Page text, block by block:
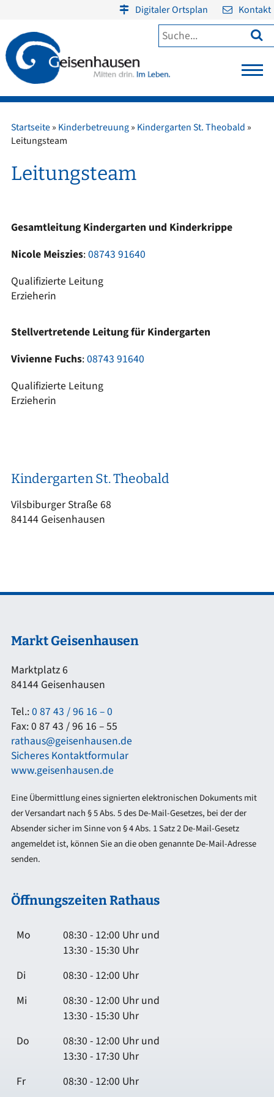
Digitaler Ortsplan Kontakt

Startseite» Kinderbetreuung» Kindergarten St. Theobald »
Leitungsteam
Leitungsteam
Gesamtleitung Kindergarten und Kinderkrippe
Nicole Meiszies:08743 91640
Qualifizierte Leitung
Erzieherin
Stellvertretende Leitung für Kindergarten
Vivienne Fuchs:08743 91640
Qualifizierte Leitung
Erzieherin
Kindergarten St. Theobald
Vilsbiburger Straße 68
84144 Geisenhausen
Markt Geisenhausen
Marktplatz 6
84144 Geisenhausen
Tel.:0 87 43 / 96 16 – 0
Fax: 0 87 43 / 96 16 – 55
rathaus@geisenhausen.de
Sicheres Kontaktformular
www.geisenhausen.de
Eine Übermittlung eines signierten elektronischen Dokuments mit
der Versandart nach § 5 Abs. 5 des De-Mail-Gesetzes, bei der der
Absender sicher im Sinne von § 4 Abs. 1 Satz 2 De-Mail-Gesetz
angemeldet ist, können Sie an die oben genannte De-Mail-Adresse
senden.
Öffnungszeiten Rathaus
Mo
08:30 - 12:00 Uhr und
13:30 - 15:30 Uhr
Di
08:30 - 12:00 Uhr
Mi
08:30 - 12:00 Uhr und
13:30 - 15:30 Uhr
Do
08:30 - 12:00 Uhr und
13:30 - 17:30 Uhr
Fr
08:30 - 12:00 Uhr